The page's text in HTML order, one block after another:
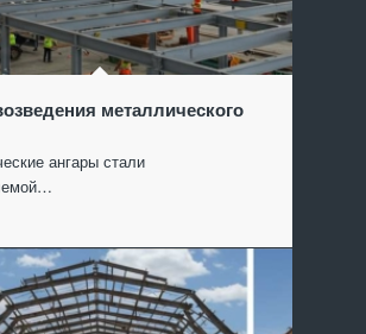
металлического
ангары стали